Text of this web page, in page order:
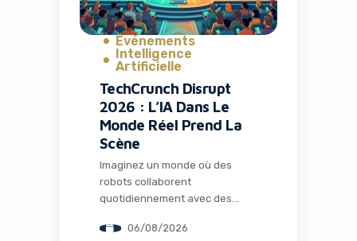
Événements
Intelligence
Artificielle
TechCrunch Disrupt
2026 : L’IA Dans Le
Monde Réel Prend La
Scène
Imaginez un monde où des
robots collaborent
quotidiennement avec des
l’intelligence artificielle opère
06/08/2026